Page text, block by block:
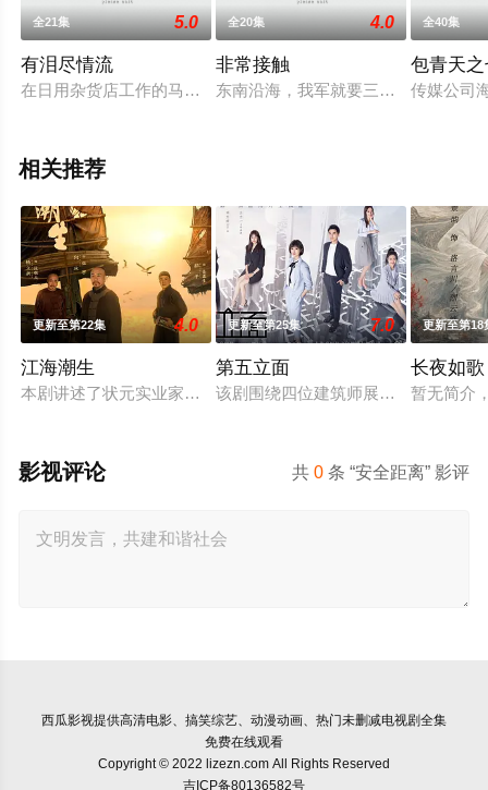
全21集 5.0
有泪尽情流
在日用杂货店工作的马小霜（徐帆 饰）和丈夫陈志强（丁海峰
全20集 4.0
非常接触
东南沿海，我军就要三军联合演习，
全40集
包青天
传媒公司
相关推荐
更新至第22集 4.0
江海潮生
本剧讲述了状元实业家张謇创办大生企业，实业报国的故事。甲
更新至第25集 7.0
第五立面
该剧围绕四位建筑师展开，讲述了他
更新至第18
长夜如歌
暂无简介
共0 条 “安全距离” 影评
影视评论
西瓜影视提供高清电影、搞笑综艺、动漫动画、热门未删减电视剧全集
免费在线观看
Copyright © 2022 lizezn.com All Rights Reserved
吉ICP备80136582号